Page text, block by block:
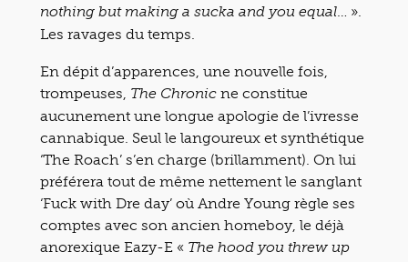
nothing but making a sucka and you equal … ».
Les ravages du temps.
En dépit d’apparences, une nouvelle fois,
trompeuses,
The Chronic ne constitue
aucunement une longue apologie de l’ivresse
cannabique. Seul le langoureux et synthétique
‘The Roach’ s’en charge (brillamment). On lui
préférera tout de même nettement le sanglant
‘Fuck with Dre day’ où Andre Young règle ses
comptes avec son ancien homeboy, le déjà
anorexique Eazy-E « The hood you threw up